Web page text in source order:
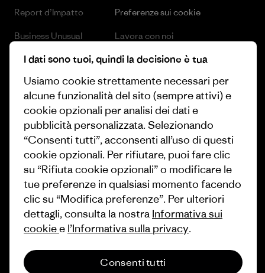
Report d’Impatto
Business Unusual
Obiettivi climatici
1% For The Planet
Come finanziamo
Buoni regalo
Trova un negozio
Preferenze sui cookie
Lavora con noi
Stampa e media
Industry program
Programma di affiliazione
Patagonia Svizzera Mappa del
sito
© 2026 Patagonia, Inc. All Rights Reserved.
I dati sono tuoi, quindi la decisione è tua
Usiamo cookie strettamente necessari per
alcune funzionalità del sito (sempre attivi) e
cookie opzionali per analisi dei dati e
pubblicità personalizzata. Selezionando
“Consenti tutti”, acconsenti all’uso di questi
cookie opzionali. Per rifiutare, puoi fare clic
su “Rifiuta cookie opzionali” o modificare le
tue preferenze in qualsiasi momento facendo
clic su “Modifica preferenze”. Per ulteriori
dettagli, consulta la nostra Informativa sui
cookiee l’Informativa sulla privacy.
Consenti tutti